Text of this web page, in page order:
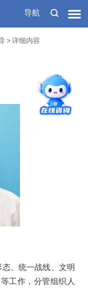
导航
> 详细内容
T T
、统一战线、文明
工作，分管组织人